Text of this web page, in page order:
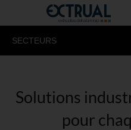
SECTEURS
Solutions
pour